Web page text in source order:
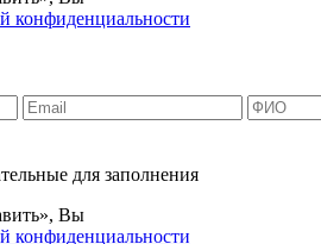
конфиденциальности
для заполнения
Вы
конфиденциальности